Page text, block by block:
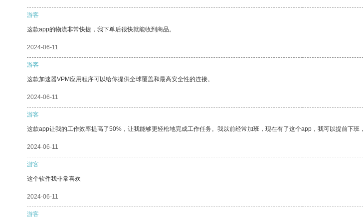
游客
这款app的物流非常快捷，我下单后很快就能收到商品。
2024-06-11
游客
这款加速器VPM应用程序可以给你提供全球覆盖和最高安全性的连接。
2024-06-11
游客
这款app让我的工作效率提高了50%，让我能够更轻松地完成工作任务。我以前经常加班，现在有了这个app，我可以提前下班
2024-06-11
游客
这个软件我非常喜欢
2024-06-11
游客